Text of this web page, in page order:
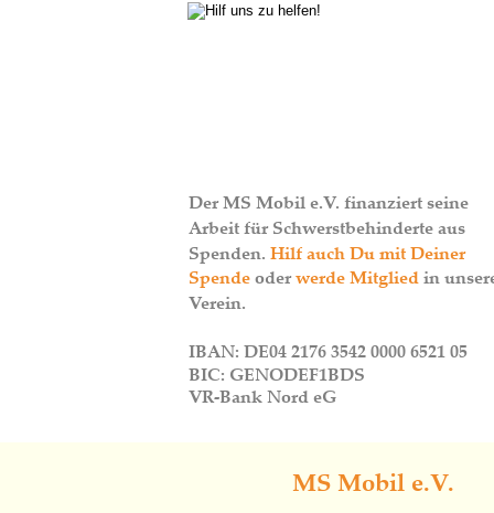
Der MS Mobil e.V. finanziert seine
Arbeit für Schwerstbehinderte aus
Spenden. Hilf auch Du mit Deiner
Spende oder werde Mitglied in
Verein.
IBAN: DE04 2176 3542 0000 6521 05
BIC: GENODEF1BDS
VR-Bank Nord eG
MS Mobil e.V.